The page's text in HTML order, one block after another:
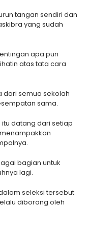
tangan sendiri dan
yang sudah
apa pun
atas tata cara
dari semua sekolah
sama.
datang dari setiap
bagian untuk
lagi.
seleksi tersebut
diborong oleh